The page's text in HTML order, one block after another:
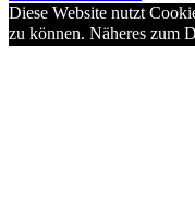
Diese Website nutzt
zu können. Näheres zum